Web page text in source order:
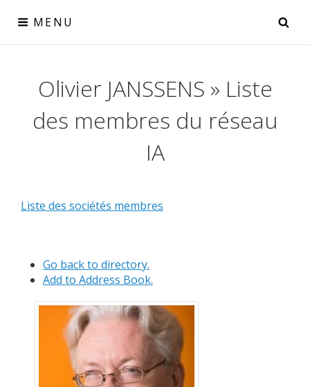
content
MENU
le collectif IA pour la Wallonie
Olivier JANSSENS » Liste
des membres du réseau
IA
Liste des sociétés membres
Go back to directory.
Add to Address Book.